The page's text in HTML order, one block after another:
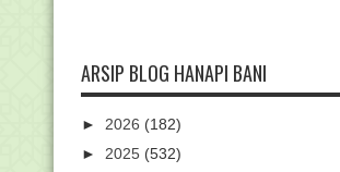
ARSIP BLOG HANAPI BANI
► 2026 (182)
► 2025 (532)